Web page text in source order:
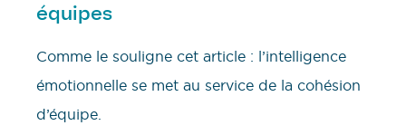
équipes
Comme le souligne cet article : l’intelligence
émotionnelle se met au service de la cohésion
d’équipe.